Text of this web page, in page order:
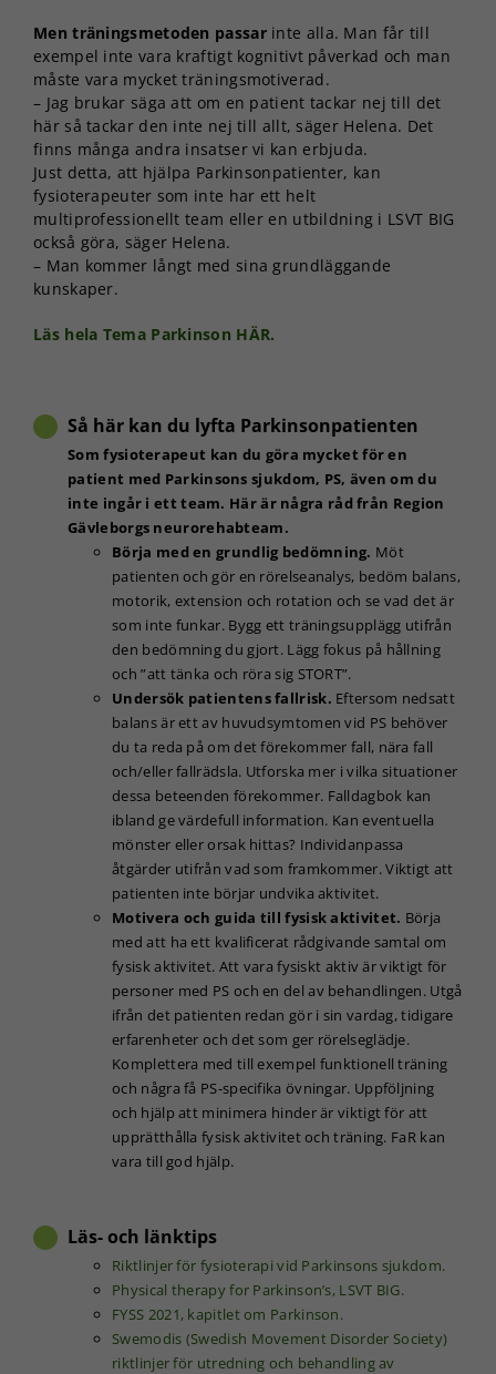
Men träningsmetoden passarinte alla. Man får till
exempel inte vara kraftigt kognitivt påverkad och man
måste vara mycket träningsmotiverad.
– Jag brukar säga att om en patient tackar nej till det
här så tackar den inte nej till allt, säger Helena. Det
finns många andra insatser vi kan erbjuda.
Just detta, att hjälpa Parkinsonpatienter, kan
fysioterapeuter som inte har ett helt
multiprofessionellt team eller en utbildning i LSVT BIG
också göra, säger Helena.
– Man kommer långt med sina grundläggande
kunskaper.
Läs hela Tema Parkinson HÄR.
Så här kan du lyfta Parkinsonpatienten
Som fysioterapeut kan du göra mycket för en
patient med Parkinsons sjukdom, PS, även om du
inte ingår i ett team. Här är några råd från Region
Gävleborgs neurorehabteam.
Börja med en grundlig bedömning. Möt
patienten och gör en rörelseanalys, bedöm balans,
motorik, extension och rotation och se vad det är
som inte funkar. Bygg ett träningsupplägg utifrån
den bedömning du gjort. Lägg fokus på hållning
och ”att tänka och röra sig STORT”.
Undersök patientens fallrisk. Eftersom nedsatt
balans är ett av huvudsymtomen vid PS behöver
du ta reda på om det förekommer fall, nära fall
och/eller fallrädsla. Utforska mer i vilka situationer
dessa beteenden förekommer. Falldagbok kan
ibland ge värdefull information. Kan eventuella
mönster eller orsak hittas? Individanpassa
åtgärder utifrån vad som framkommer. Viktigt att
patienten inte börjar undvika aktivitet.
Motivera och guida till fysisk aktivitet. Börja
med att ha ett kvalificerat rådgivande samtal om
fysisk aktivitet. Att vara fysiskt aktiv är viktigt för
personer med PS och en del av behandlingen. Utgå
ifrån det patienten redan gör i sin vardag, tidigare
erfarenheter och det som ger rörelseglädje.
Komplettera med till exempel funktionell träning
och några få PS-specifika övningar. Uppföljning
och hjälp att minimera hinder är viktigt för att
upprätthålla fysisk aktivitet och träning. FaR kan
vara till god hjälp.
Läs- och länktips
Riktlinjer för fysioterapi vid Parkinsons sjukdom.
Physical therapy for Parkinson’s, LSVT BIG.
FYSS 2021, kapitlet om Parkinson.
Swemodis (Swedish Movement Disorder Society)
riktlinjer för utredning och behandling av
Nödvändiga
Dessa kakor
går inte att
välja bort. De
behövs för
att hemsidan
över huvud
taget ska
fungera.
Statistik
För att vi ska
kunna
förbättra
hemsidans
funktionalitet
uppbyggnad,
baserat på
hur
hemsidan
används.
Upplevelse
För att vår
hemsida ska
prestera så
bra som
möjligt under
ditt besök.
att försvinna
från
hemsidan.